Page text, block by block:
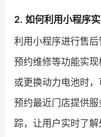
2. 如何利用小程序
利用小程序进行售后
预约维修等功能实
或更换动力电池时
预约最近门店提供
踪，让用户实时了